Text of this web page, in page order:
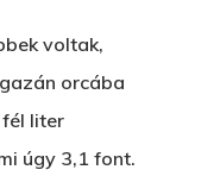
voltak,
orcába
fél liter
úgy 3,1 font.
Egy Be-Fektetést,
345
Castle Dr
NY